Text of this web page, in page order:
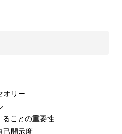
オリー
ることの重要性
⼰開⽰度